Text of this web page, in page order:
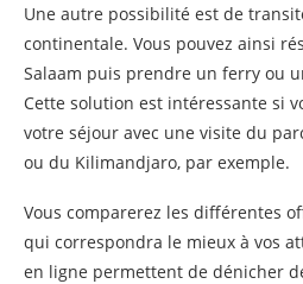
Une autre possibilité est de
continentale. Vous pouvez ainsi
Salaam puis prendre un ferry ou
Cette solution est intéressante si
votre séjour avec une visite du
ou du Kilimandjaro, par exemple.
Vous comparerez les différentes
qui correspondra le mieux à vos
en ligne permettent de dénicher